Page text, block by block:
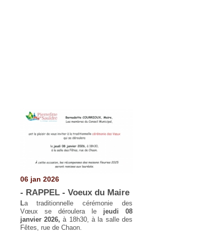
06 jan 2026
- RAPPEL - Voeux du Maire
La traditionnelle cérémonie des
Vœux se déroulera le jeudi 08
janvier 2026, à 18h30, à la salle des
Fêtes, rue de Chaon.